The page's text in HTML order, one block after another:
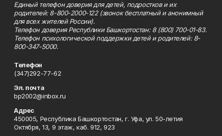
Единый телефон доверия для детей, подростков и их
родителей: 8-800-2000-122 (звонок бесплатный и анонимный
для всех жителей России).
Телефон доверия Республики Башкортостан: 8 (800) 700-01-83.
Телефон психологической поддержки детей и родителей: 8-
800-347-5000.
Телефон
(347)292-77-62
Эл. почта
bp2002@inbox.ru
Адрес
450005, Республика Башкортостан, г. Уфа, ул. 50-летия
Октября, 13, 9 этаж, каб. 912, 923